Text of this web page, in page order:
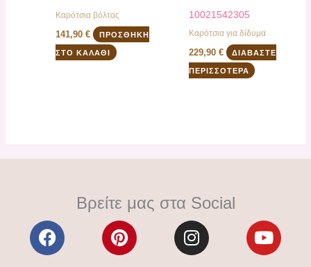
Καρότσια βόλτας
141,90€ ΠΡΟΣΘΉΚΗ
ΣΤΟ ΚΑΛΆΘΙ
10021542305
Καρότσια για δίδυμα
229,90 € ΔΙΑΒΆΣΤΕ
ΠΕΡΙΣΣΌΤΕΡΑ
Βρείτε μας στα Social
F
a
P
i
I
n
Y
o